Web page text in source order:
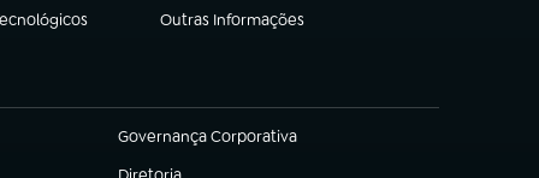
Outras Informações
(abre em nova aba)
Governança Corporativa
(abre em nova aba)